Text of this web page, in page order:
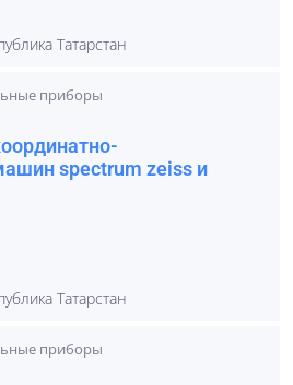
Татарстан
приборы
spectrum zeiss и
Татарстан
приборы